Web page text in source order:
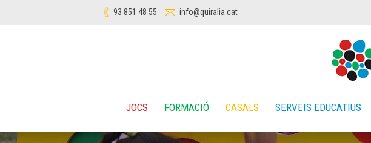
93 851 48 55 info@quiralia.cat
JOCS FORMACIÓ CASALS SERVEIS EDUCATIUS